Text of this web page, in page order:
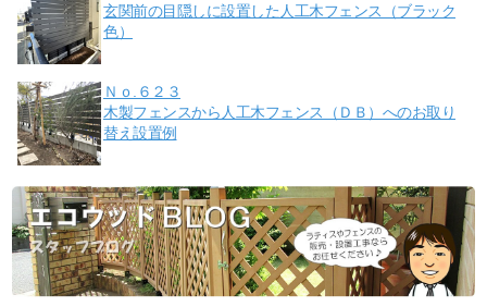
玄関前の目隠しに設置した人工木フェンス（ブラック
色）
Ｎｏ.６２３
木製フェンスから人工木フェンス（ＤＢ）へのお取り
替え設置例